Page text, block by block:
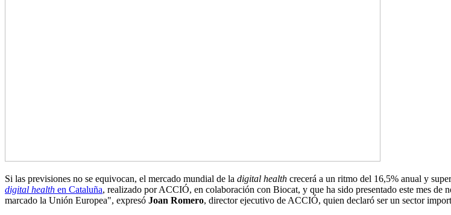
Si las previsiones no se equivocan, el mercado mundial de la digital health crecerá a un ritmo del 16,5% anual y
digital health en Cataluña, realizado por ACCIÓ, en colaboración con Biocat, y que ha sido presentado este mes
marcado la Unión Europea", expresó Joan Romero, director ejecutivo de ACCIÓ, quien declaró ser un sector